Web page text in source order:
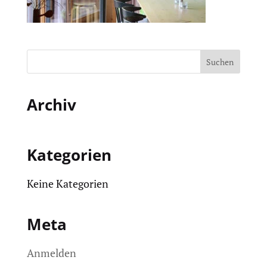
Archiv
Kategorien
Keine Kategorien
Meta
Anmelden